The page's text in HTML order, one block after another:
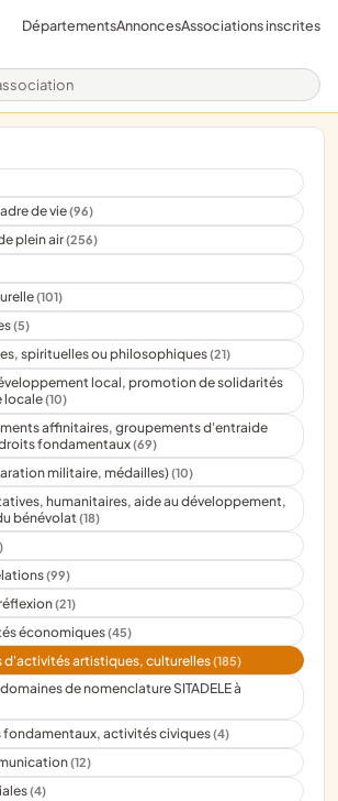
association
DépartementsAnnoncesAssociations inscrites
de vie(96)
plein air(256)
(101)
(5)
spirituelles ou philosophiques(21)
local, promotion de solidarités
locale(10)
affinitaires, groupements d'entraide
fondamentaux(69)
militaire, médailles)(10)
humanitaires, aide au développement,
bénévolat(18)
(99)
(21)
économiques(45)
d'activités artistiques, culturelles(185)
de nomenclature SITADELE à
fondamentaux, activités civiques(4)
(12)
(4)